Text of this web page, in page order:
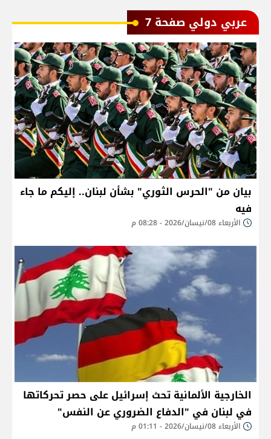
عربي دولي صفحة 7
بيان من "الحرس الثوري" بشأن لبنان.. إليكم ما جاء
فيه
الأربعاء 08/نيسان/2026 - 08:28 م
الخارجية الألمانية تحث إسرائيل على حصر تحركاتها
في لبنان في "الدفاع الضروري عن النفس"
الأربعاء 08/نيسان/2026 - 01:11 م